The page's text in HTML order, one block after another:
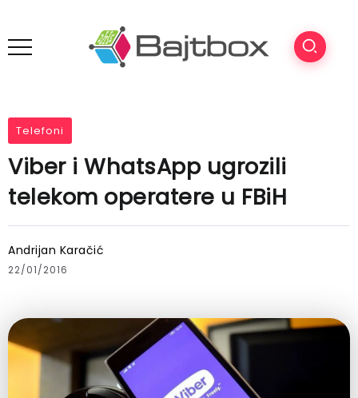
Telefoni
Viber i WhatsApp ugrozili
telekom operatere u FBiH
Andrijan Karačić
22/01/2016